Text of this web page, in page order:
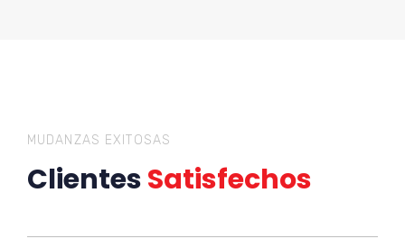
MUDANZAS EXITOSAS
ClientesSatisfechos